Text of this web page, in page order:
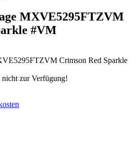
MXVE5295FTZVM
#VM
zur Verfügung!